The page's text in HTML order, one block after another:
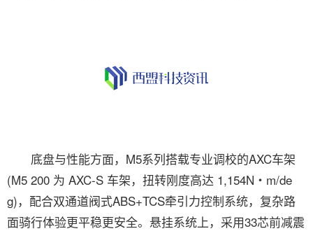
底盘与性能方面，M5系列搭载专业调校的AXC车架
(M5 200 为 AXC-S 车架，扭转刚度高达 1,154N・m/de
g)，配合双通道阀式ABS+TCS牵引力控制系统，复杂路
面骑行体验更平稳更安全。悬挂系统上，采用33芯前减震